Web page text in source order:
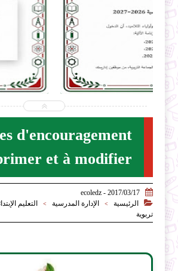
ecoledz.net
d'encouragement
et à modifier

2017/03/17 - ecoledz

الرئيسية > الإدارة المدرسية > التعليم
تربوية